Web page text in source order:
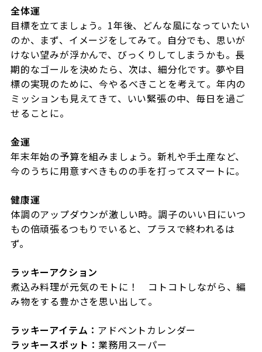
全体運
目標を立てましょう。 1年後、どんな風になっていたい
のか、まず、イメージをしてみて。自分でも、思いが
けない望みが浮かんで、びっくりしてしまうかも。長
期的なゴールを決めたら、次は、細分化です。夢や目
標の実現のために、今やるべきことを考えて。年内の
ミッションも見えてきて、いい緊張の中、毎日を過ご
せることに。
金運
年末年始の予算を組みましょう。新札や手土産など、
今のうちに用意すべきものの手を打ってスマートに。
健康運
体調のアップダウンが激しい時。調子のいい日にいつ
もの倍頑張るつもりでいると、プラスで終われるは
ず。
ラッキーアクション
煮込み料理が元気のモトに！ コトコトしながら、編
み物をする豊かさを思い出して。
ラッキーアイテム： アドベントカレンダー
ラッキースポット： 業務用スーパー